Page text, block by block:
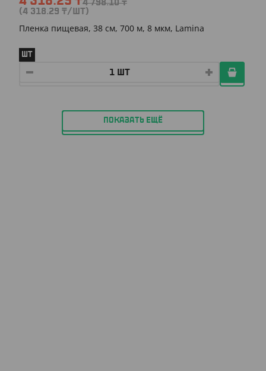
4 798.10₸
(4 318.29 ₸/ШТ)
Пленка пищевая, 38 см, 700 м, 8 мкм, Lamina
ШТ
ПОКАЗАТЬ ЕЩЁ